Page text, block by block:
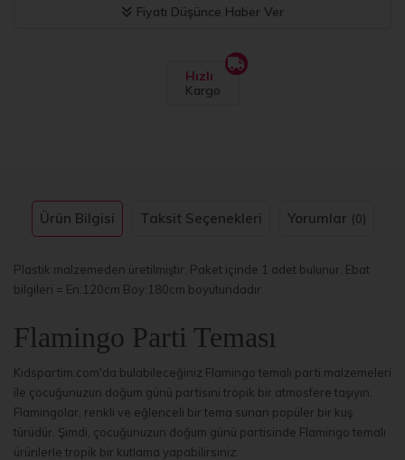
Fiyatı Düşünce Haber Ver
Hızlı
Kargo
Ürün Bilgisi Taksit Seçenekleri Yorumlar (0)
Plastik malzemeden üretilmiştir. Paket içinde 1 adet bulunur. Ebat
bilgileri = En:120cm Boy:180cm boyutundadır.
Flamingo Parti Teması
Kidspartim.com'da bulabileceğiniz Flamingo temalı parti malzemeleri
ile çocuğunuzun doğum günü partisini tropik bir atmosfere taşıyın.
Flamingolar, renkli ve eğlenceli bir tema sunan popüler bir kuş
türüdür. Şimdi, çocuğunuzun doğum günü partisinde Flamingo temalı
ürünlerle tropik bir kutlama yapabilirsiniz.